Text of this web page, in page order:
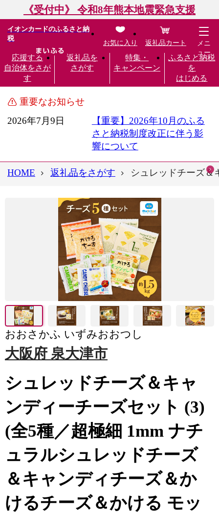
《受付中》 令和8年熊本地震緊急支援
イオンカードのふるさと納
税
応援する
自治体をさが
す
返礼品を
さがす
特集・
キャンペーン
ふるさと納税
を
はじめる
お気に入り 返礼品カート
メニ
ュー
重要なお知らせ
2026年7月9日
【重要】2026年10月のふる
さと納税制度改正に伴う影
響について
HOME 返礼品をさがす シュレッドチーズ＆
おおさかふ いずみおおつし
大阪府 泉大津市
シュレッドチーズ＆キャ
ンディーチーズセット (3)
(全5種／超極細 1mm ナチ
ュラルシュレッドチーズ
＆キャンディチーズ＆か
けるチーズ＆かける モッ